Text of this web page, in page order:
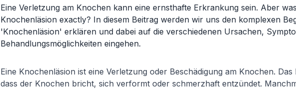
Eine Verletzung am Knochen kann eine ernsthafte Erkrankung sein. Aber
Knochenläsion exactly? In diesem Beitrag werden wir uns den komplexen
'Knochenläsion' erklären und dabei auf die verschiedenen Ursachen,
Behandlungsmöglichkeiten eingehen.
Eine Knochenläsion ist eine Verletzung oder Beschädigung am Knochen.
dass der Knochen bricht, sich verformt oder schmerzhaft entzündet.